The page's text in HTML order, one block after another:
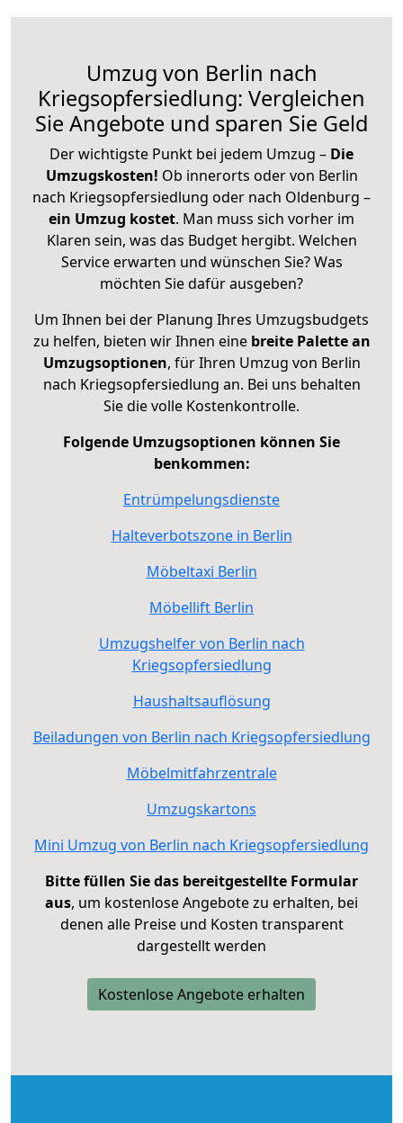
Umzug von Berlin nach
Kriegsopfersiedlung: Vergleichen
Sie Angebote und sparen Sie Geld
Der wichtigste Punkt bei jedem Umzug – Die
Umzugskosten! Ob innerorts oder von Berlin
nach Kriegsopfersiedlung oder nach Oldenburg –
ein Umzug kostet. Man muss sich vorher im
Klaren sein, was das Budget hergibt. Welchen
Service erwarten und wünschen Sie? Was
möchten Sie dafür ausgeben?
Um Ihnen bei der Planung Ihres Umzugsbudgets
zu helfen, bieten wir Ihnen eine breite Palette an
Umzugsoptionen, für Ihren Umzug von Berlin
nach Kriegsopfersiedlung an. Bei uns behalten
Sie die volle Kostenkontrolle.
Folgende Umzugsoptionen können Sie
benkommen:
Entrümpelungsdienste
Halteverbotszone in Berlin
Möbeltaxi Berlin
Möbellift Berlin
Umzugshelfer von Berlin nach
Kriegsopfersiedlung
Haushaltsauflösung
Beiladungen von Berlin nach Kriegsopfersiedlung
Möbelmitfahrzentrale
Umzugskartons
Mini Umzug von Berlin nach Kriegsopfersiedlung
Bitte füllen Sie das bereitgestellte Formular
aus, um kostenlose Angebote zu erhalten, bei
denen alle Preise und Kosten transparent
dargestellt werden
Kostenlose Angebote erhalten